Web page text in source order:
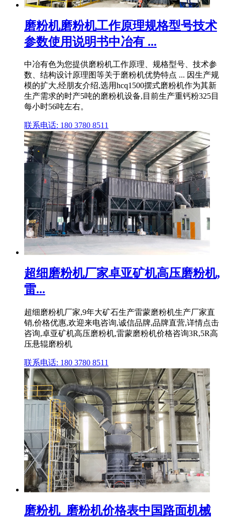
磨粉机磨粉机工作原理规格型号技术
参数使用说明书中冶有 ...
中冶有色为您提供磨粉机工作原理、规格型号、技术参
数、结构设计原理图等关于磨粉机优势特点 ... 因生产规
模的扩大,经朋友介绍,选用hcq1500摆式磨粉机作为其新
生产需求的时产5吨的磨粉机设备,目前生产重钙粉325目
每小时56吨左右。
联系电话: 180 3780 8511
超细磨粉机厂家卓亚矿机高压磨粉机,
雷...
超细磨粉机厂家,9年大矿石生产雷蒙磨粉机生产厂家直
销,价格优惠,欢迎来电咨询,诚信品牌,品牌直营,详情点击
咨询,卓亚矿机高压磨粉机,雷蒙磨粉机价格咨询3R,5R高
压悬辊磨粉机
联系电话: 180 3780 8511
磨粉机_磨粉机价格表中国路面机械